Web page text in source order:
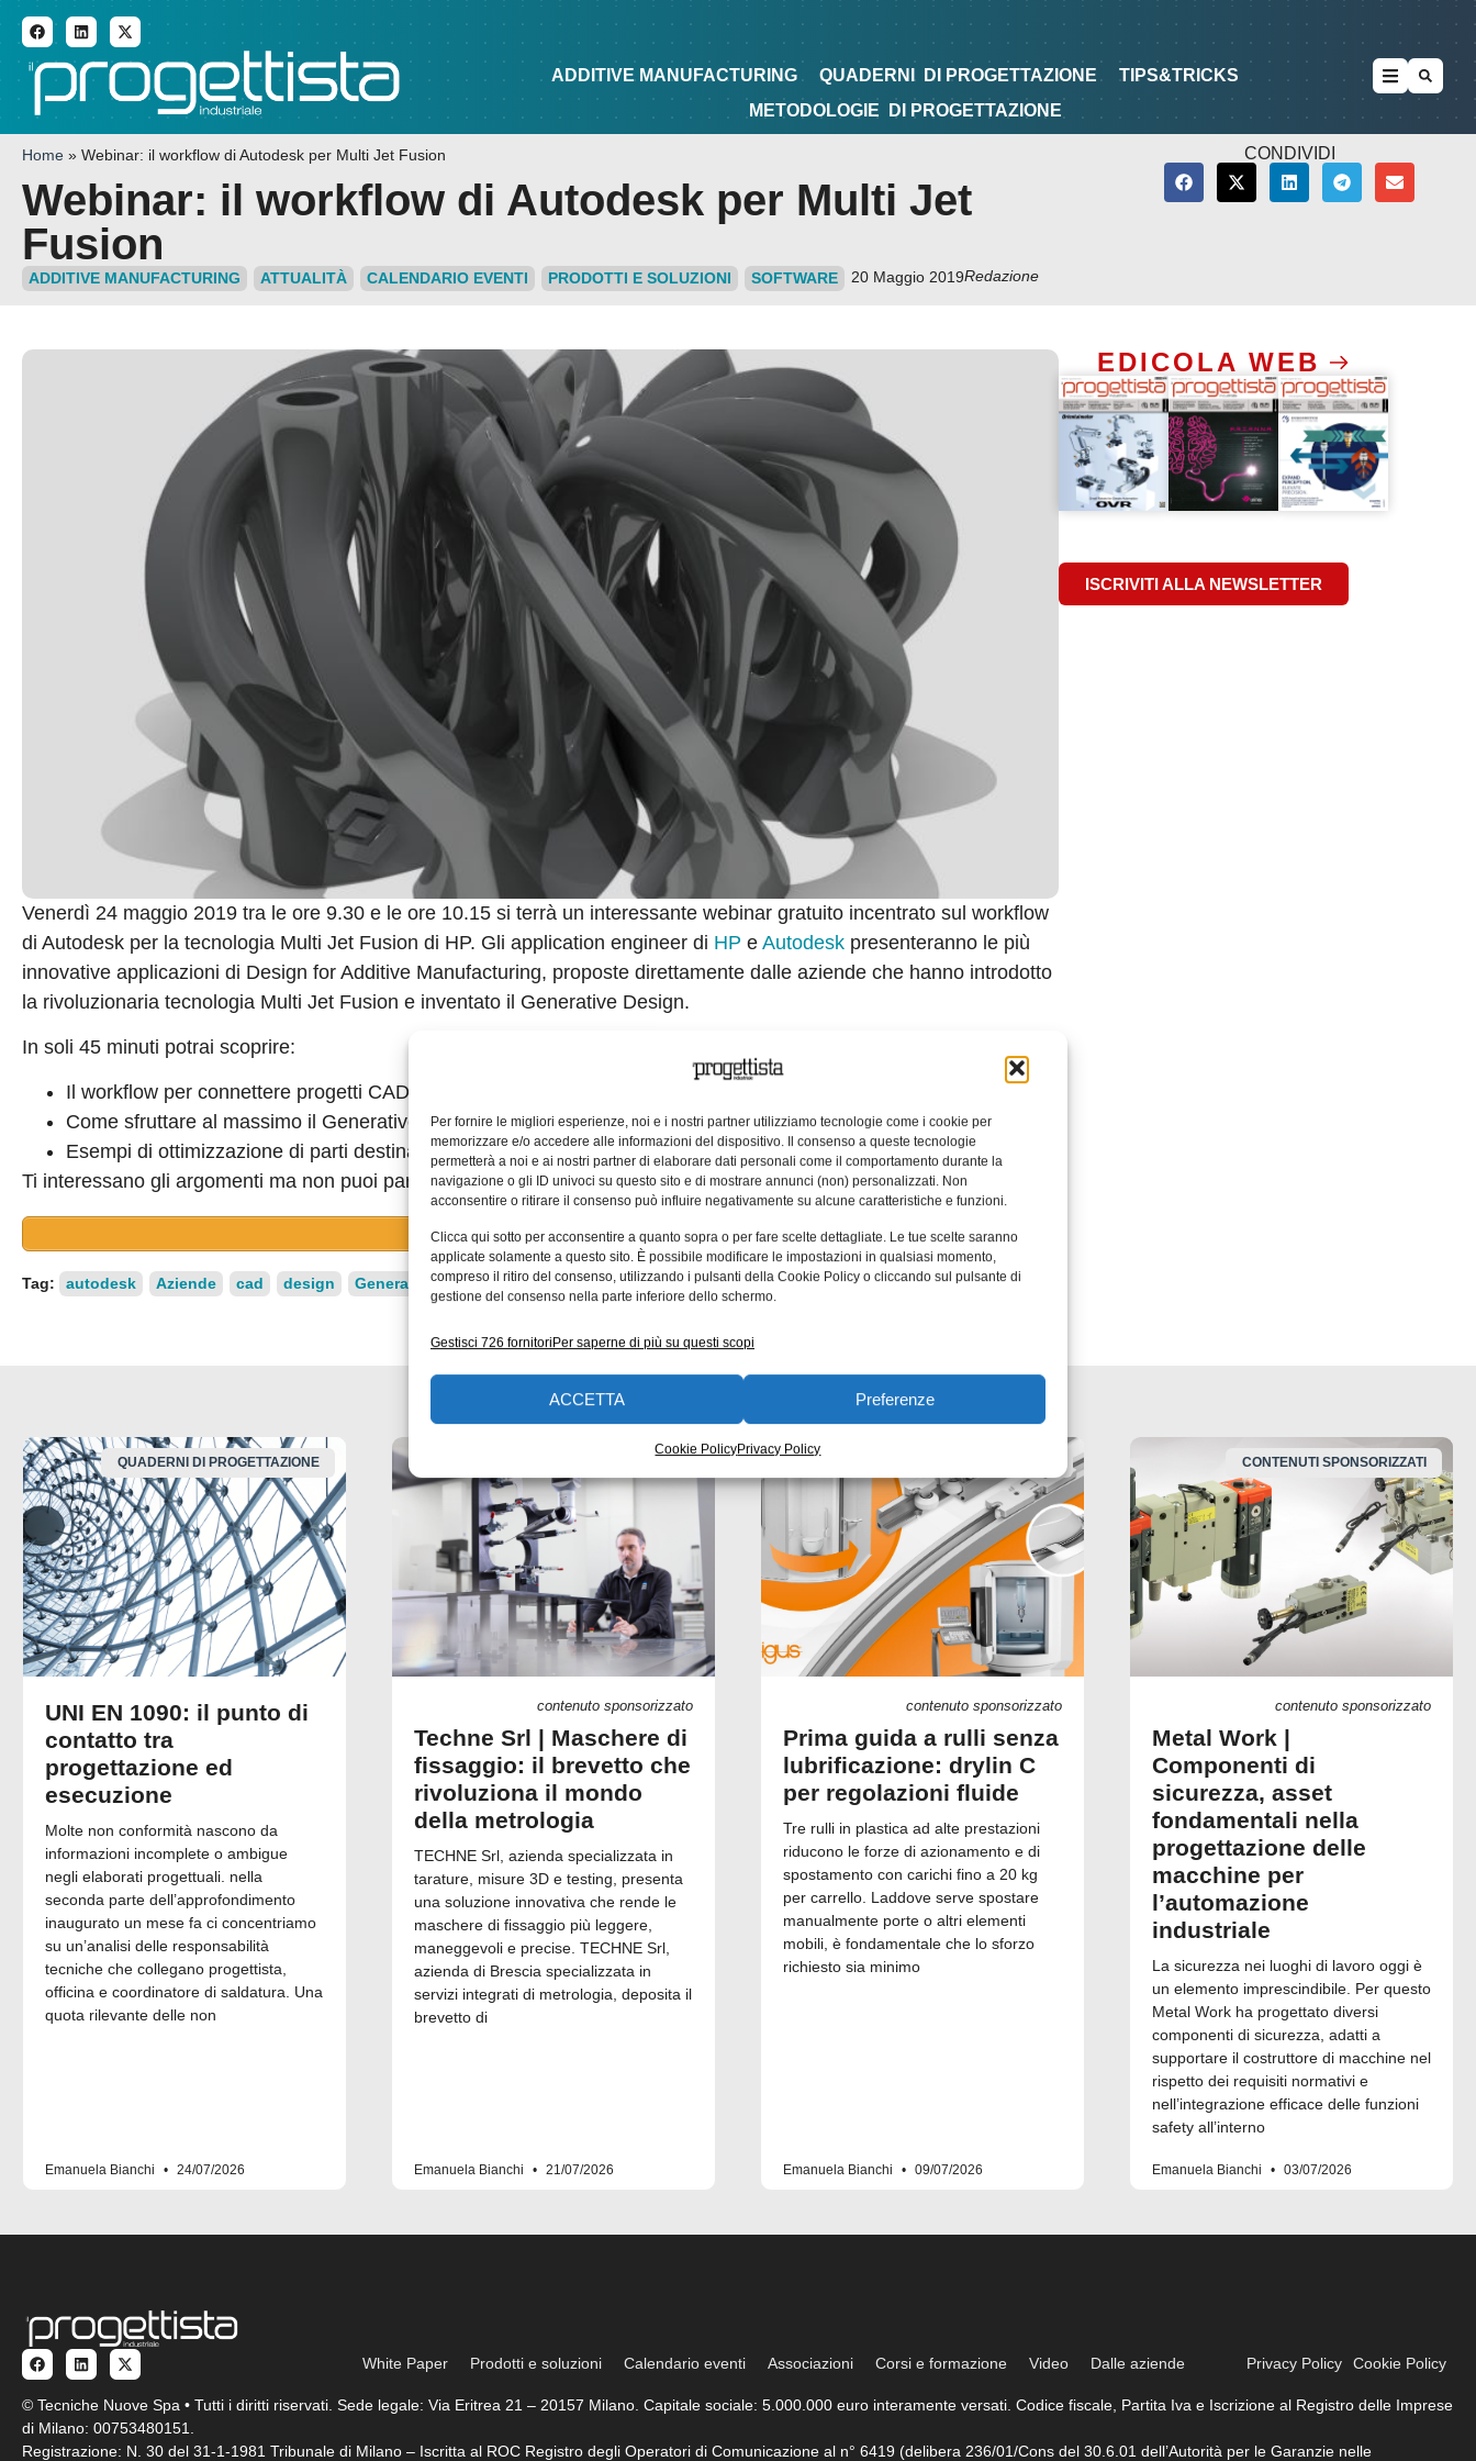
Per fornire le migliori esperienze, noi e i nostri partner utilizziamo tecnologie come i cookie per
memorizzare e/o accedere alle informazioni del dispositivo. Il consenso a queste tecnologie
permetterà a noi e ai nostri partner di elaborare dati personali come il comportamento durante la
navigazione o gli ID univoci su questo sito e di mostrare annunci (non) personalizzati. Non
acconsentire o ritirare il consenso può influire negativamente su alcune caratteristiche e funzioni.
Clicca qui sotto per acconsentire a quanto sopra o per fare scelte dettagliate. Le tue scelte saranno
applicate solamente a questo sito. È possibile modificare le impostazioni in qualsiasi momento,
compreso il ritiro del consenso, utilizzando i pulsanti della Cookie Policy o cliccando sul pulsante di
gestione del consenso nella parte inferiore dello schermo.
Gestisci 726 fornitoriPer saperne di più su questi scopi
ACCETTA Preferenze
Cookie PolicyPrivacy Policy
ADDITIVE MANUFACTURING QUADERNI DI PROGETTAZIONE TIPS&TRICKS METODOLOGIE DI PROGETTAZIONE
ADDITIVE MANUFACTURING QUADERNI DI PROGETTAZIONE
TIPS&TRICKS
METODOLOGIE
DI PROGETTAZIONE
Home » Webinar: il workflow di Autodesk per Multi Jet Fusion
Webinar: il workflow di Autodesk per Multi Jet
Fusion
ADDITIVE MANUFACTURING ATTUALITÀ CALENDARIO EVENTI PRODOTTI E SOLUZIONI SOFTWARE 20 Maggio 2019Redazione
CONDIVIDI
Venerdì 24 maggio 2019 tra le ore 9.30 e le ore 10.15 si terrà un interessante webinar gratuito incentrato sul workflow
di Autodesk per la tecnologia Multi Jet Fusion di HP. Gli application engineer di HP e Autodesk presenteranno le più
innovative applicazioni di Design for Additive Manufacturing, proposte direttamente dalle aziende che hanno introdotto
la rivoluzionaria tecnologia Multi Jet Fusion e inventato il Generative Design.
In soli 45 minuti potrai scoprire:
Il workflow per connettere progetti CAD 3D Netfabb e Fusion360 di Autodesk alla tecnologia Multi Jet Fusion.
Come sfruttare al massimo il Generative Design di Autodesk
Esempi di ottimizzazione di parti destinate alla produzione in 3D
Ti interessano gli argomenti ma non puoi partecipare? Registrati lo stesso per ricevere i video del webinar.
Registrati ora per assistere al webinar
Tag: autodesk Aziende cad design Generative design manifattura additiva software stampa 3d webinar
EDICOLA WEB
ISCRIVITI ALLA NEWSLETTER
ARTICOLI CORRELATI
QUADERNI DI PROGETTAZIONE
UNI EN 1090: il punto di
contatto tra
progettazione ed
esecuzione
Molte non conformità nascono da
informazioni incomplete o ambigue
negli elaborati progettuali. nella
seconda parte dell’approfondimento
inaugurato un mese fa ci concentriamo
su un’analisi delle responsabilità
tecniche che collegano progettista,
officina e coordinatore di saldatura. Una
quota rilevante delle non
Emanuela Bianchi 24/07/2026
contenuto sponsorizzato
Techne Srl | Maschere di
fissaggio: il brevetto che
rivoluziona il mondo
della metrologia
TECHNE Srl, azienda specializzata in
tarature, misure 3D e testing, presenta
una soluzione innovativa che rende le
maschere di fissaggio più leggere,
maneggevoli e precise. TECHNE Srl,
azienda di Brescia specializzata in
servizi integrati di metrologia, deposita il
brevetto di
Emanuela Bianchi 21/07/2026
contenuto sponsorizzato
Prima guida a rulli senza
lubrificazione: drylin C
per regolazioni fluide
Tre rulli in plastica ad alte prestazioni
riducono le forze di azionamento e di
spostamento con carichi fino a 20 kg
per carrello. Laddove serve spostare
manualmente porte o altri elementi
mobili, è fondamentale che lo sforzo
richiesto sia minimo
Emanuela Bianchi 09/07/2026
CONTENUTI SPONSORIZZATI
contenuto sponsorizzato
Metal Work |
Componenti di
sicurezza, asset
fondamentali nella
progettazione delle
macchine per
l’automazione
industriale
La sicurezza nei luoghi di lavoro oggi è
un elemento imprescindibile. Per questo
Metal Work ha progettato diversi
componenti di sicurezza, adatti a
supportare il costruttore di macchine nel
rispetto dei requisiti normativi e
nell’integrazione efficace delle funzioni
safety all’interno
Emanuela Bianchi 03/07/2026
White Paper Prodotti e soluzioni Calendario eventi Associazioni Corsi e formazione Video Dalle aziende Privacy Policy Cookie Policy
© Tecniche Nuove Spa • Tutti i diritti riservati. Sede legale: Via Eritrea 21 – 20157 Milano. Capitale sociale: 5.000.000 euro interamente versati. Codice fiscale, Partita Iva e Iscrizione al Registro delle Imprese
di Milano: 00753480151.
Registrazione: N. 30 del 31-1-1981 Tribunale di Milano – Iscritta al ROC Registro degli Operatori di Comunicazione al n° 6419 (delibera 236/01/Cons del 30.6.01 dell’Autorità per le Garanzie nelle